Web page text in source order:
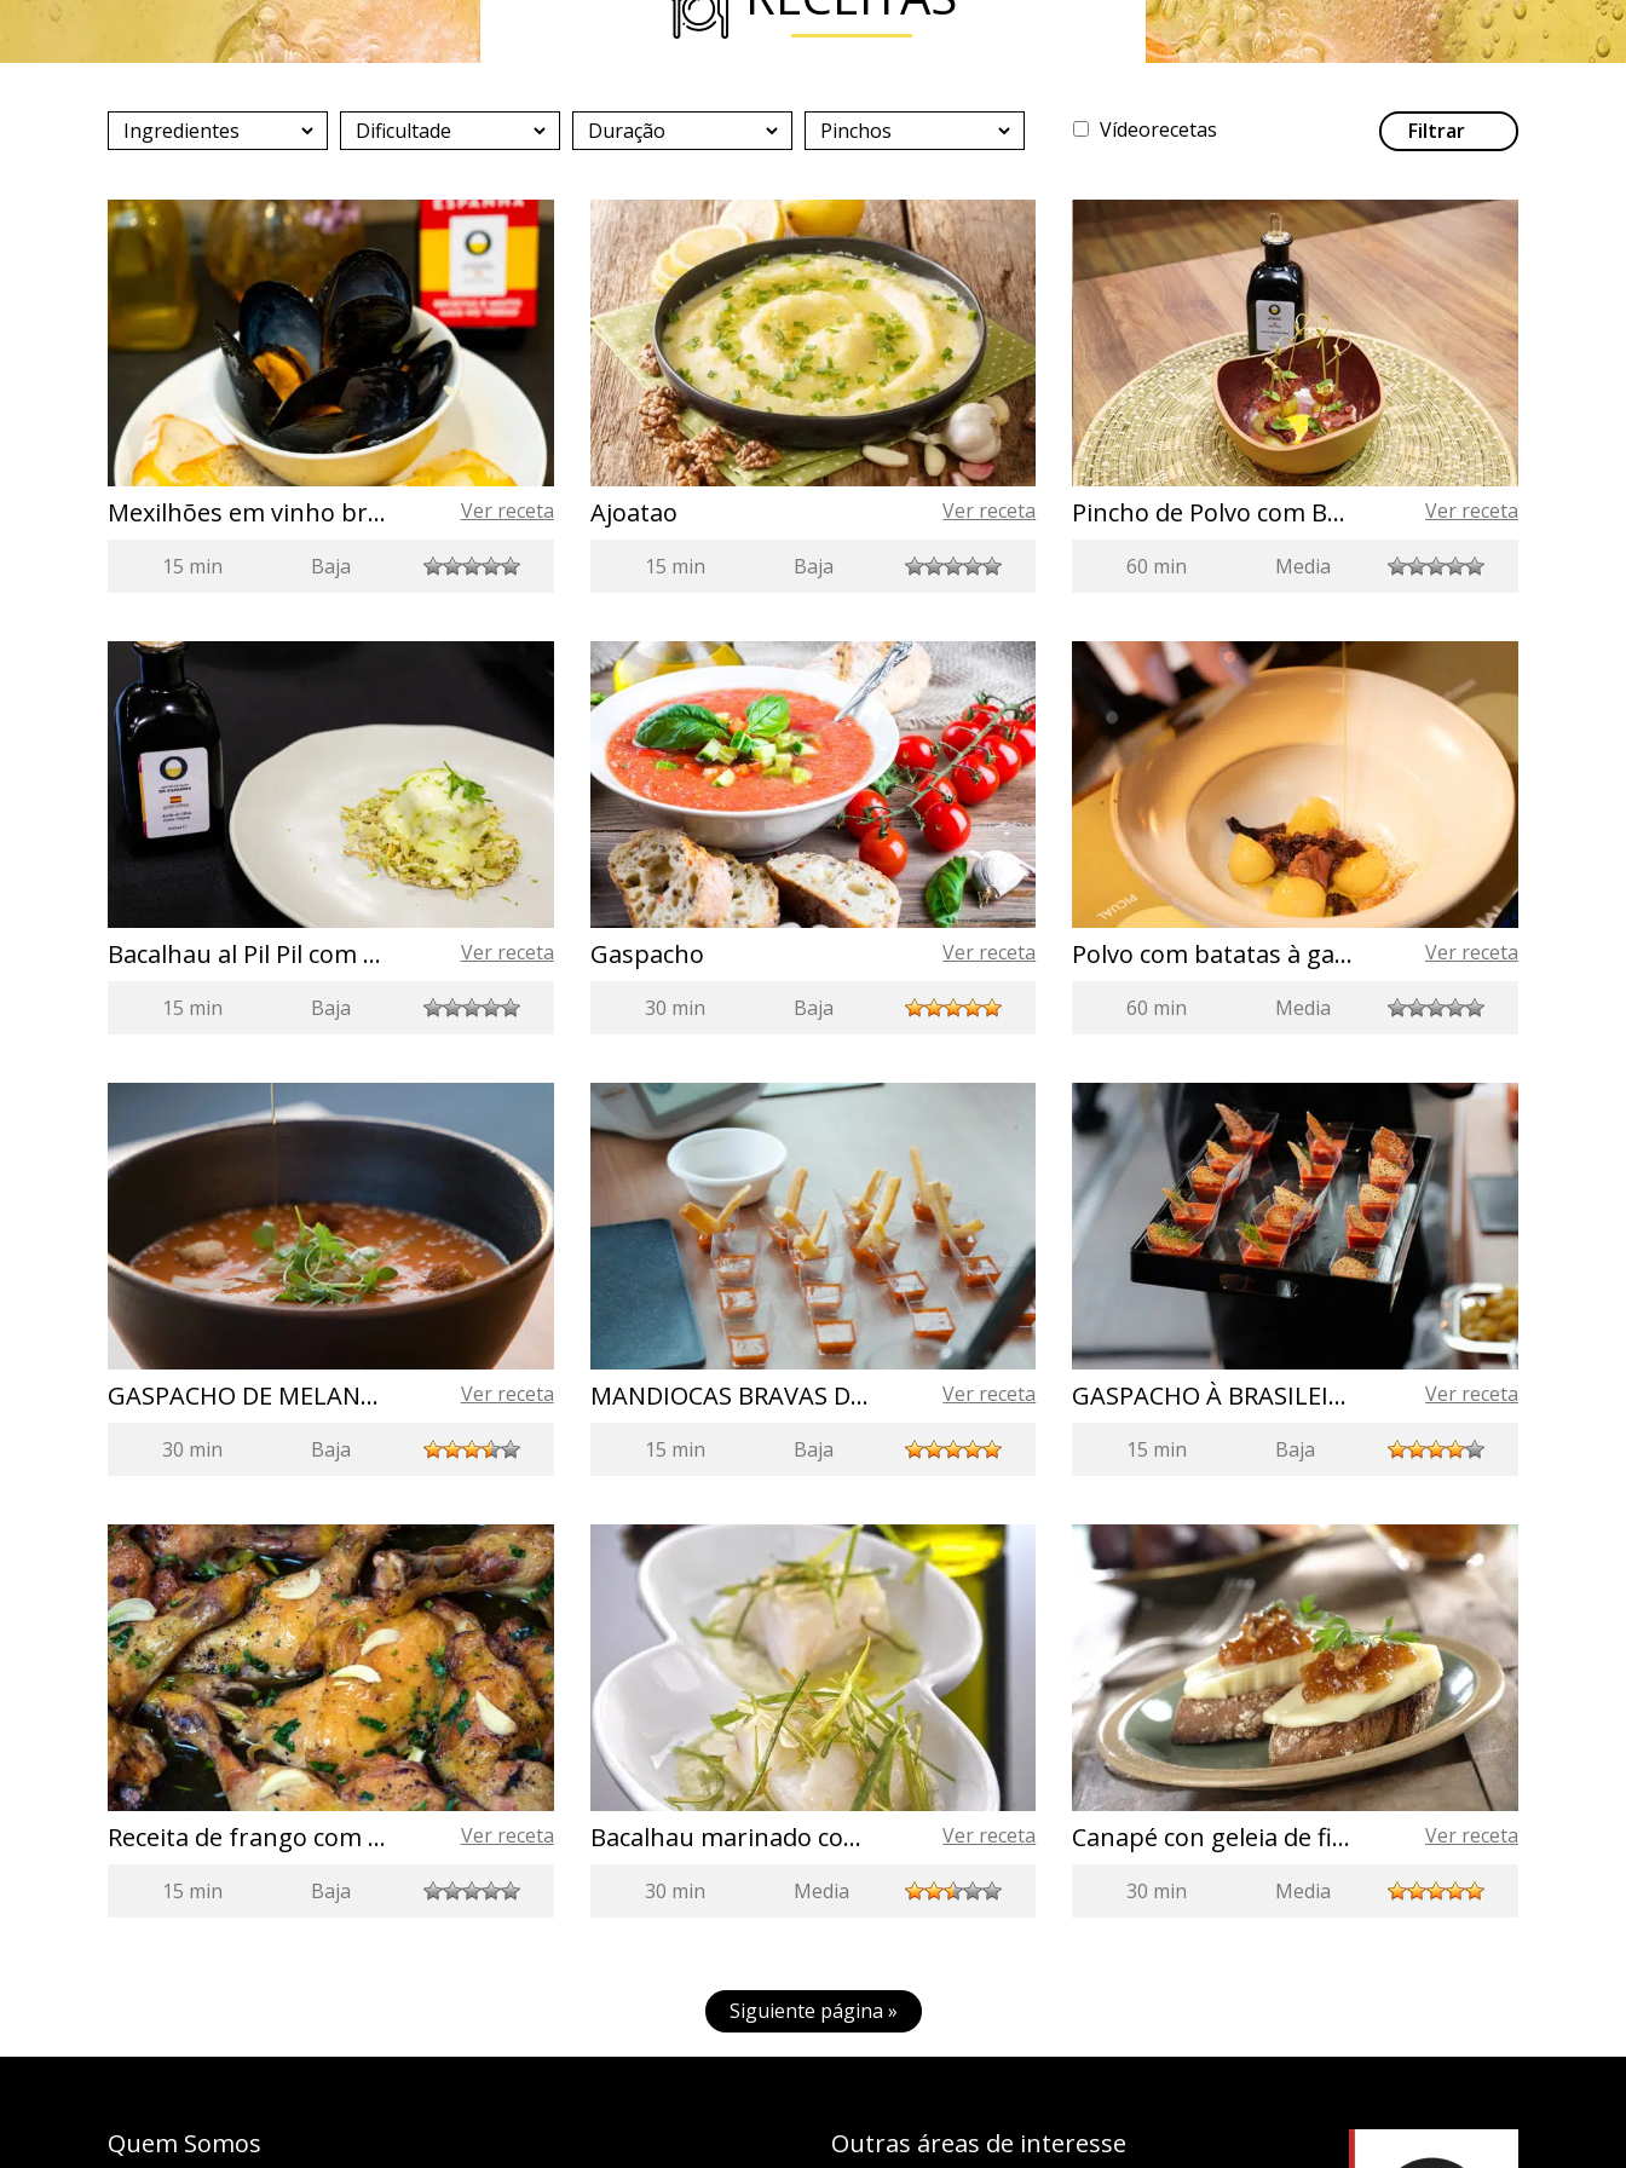
Vídeorecetas Filtrar
Mexilhões em vinho branco Ver receta
15 min Baja
Ajoatao Ver receta
15 min Baja
Pincho de Polvo com Batatinha Crocante e Emulsão de Pimentão Vermelho Ver receta
60 min Media
Bacalhau al Pil Pil com Azeite de Oliva da Espanha Ver receta
15 min Baja
Gaspacho Ver receta
30 min Baja
Polvo com batatas à galega Ver receta
60 min Media
GASPACHO DE MELANCIA Ver receta
30 min Baja
MANDIOCAS BRAVAS DOURADAS NO AZEITE DE OLIVA DA ESPANHA Ver receta
15 min Baja
GASPACHO À BRASILEIRA Ver receta
15 min Baja
Receita de frango com alho (“al ajillo”) e azeite de oliva da Espanha Ver receta
15 min Baja
Bacalhau marinado com creme de porrusalda e alho-poró crocante Ver receta
30 min Media
Canapé con geleia de figos, nozes e queijo Arzúa Ulloa Ver receta
30 min Media
Siguiente página »
Quem Somos Outras áreas de interesse